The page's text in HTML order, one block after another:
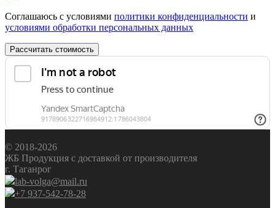
Соглашаюсь с условиями политики конфиденциальности и
условиями обработки персональных данных
Рассчитать стоимость
© 2018-2026
ЖБ Продукция с доставкой от производителя
г. Таганрог
lab-volga@mail.ru
+7 937-542-78-28